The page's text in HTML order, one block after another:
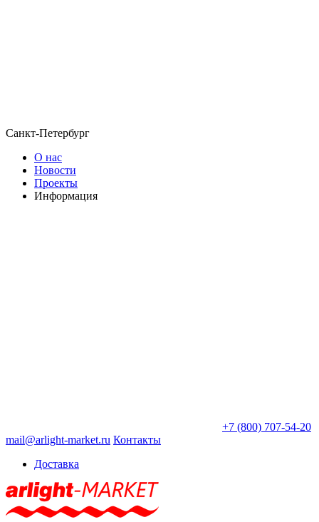
Санкт-Петербург
О нас
Новости
Проекты
Информация
+7 (800) 707-54-20
mail@arlight-market.ru Контакты
Доставка